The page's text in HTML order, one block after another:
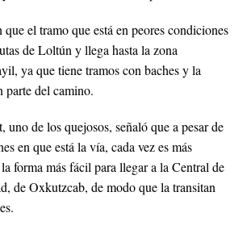
el tramo que está en peores condiciones
de Loltún y llega hasta la zona
ya que tiene tramos con baches y la
parte del camino.
uno de los quejosos, señaló que a pesar de
en que está la vía, cada vez es más
forma más fácil para llegar a la Central de
de Oxkutzcab, de modo que la transitan